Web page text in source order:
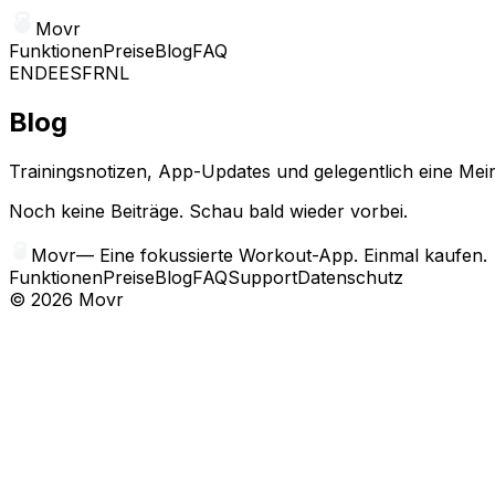
Movr
FunktionenPreiseBlogFAQ
ENDEESFRNL
Blog
Trainingsnotizen, App-Updates und gelegentlich eine
Noch keine Beiträge. Schau bald wieder vorbei.
Movr— Eine fokussierte Workout-App. Einmal kaufen.
FunktionenPreiseBlogFAQSupportDatenschutz
© 2026 Movr